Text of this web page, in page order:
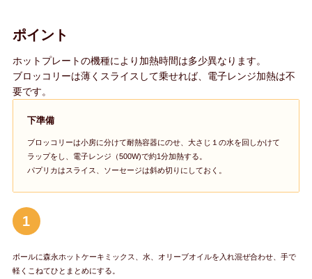
ポイント
ホットプレートの機種により加熱時間は多少異なります。
ブロッコリーは薄くスライスして乗せれば、電子レンジ加熱は不
要です。
下準備
ブロッコリーは小房に分けて耐熱容器にのせ、大さじ１の水を回しかけて
ラップをし、電子レンジ（500W)で約1分加熱する。
パプリカはスライス、ソーセージは斜め切りにしておく。
1
ボールに森永ホットケーキミックス、水、オリーブオイルを入れ混ぜ合わせ、手で
軽くこねてひとまとめにする。